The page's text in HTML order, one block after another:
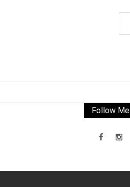
Follow Me